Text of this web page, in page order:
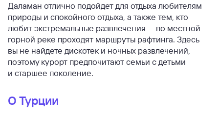
Даламан отлично подойдет для отдыха любителям
природы и спокойного отдыха, а также тем, кто
любит экстремальные развлечения — по местной
горной реке проходят маршруты рафтинга. Здесь
вы не найдете дискотек и ночных развлечений,
поэтому курорт предпочитают семьи с детьми
и старшее поколение.
О Турции